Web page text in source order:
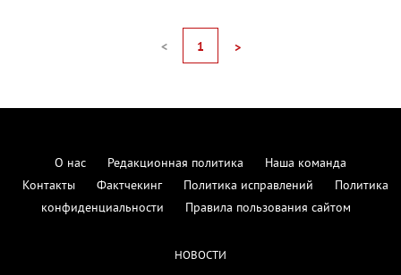
< 1 >
О нас Редакционная политика
Наша команда
Контакты
Фактчекинг Политика исправлений
Политика
конфиденциальности
Правила пользования сайтом
НОВОСТИ